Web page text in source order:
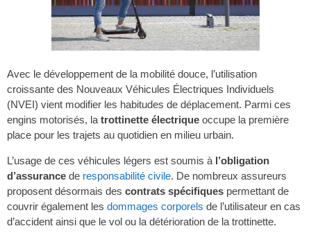
Avec le développement de la mobilité douce, l’utilisation
croissante des Nouveaux Véhicules Électriques Individuels
(NVEI) vient modifier les habitudes de déplacement. Parmi ces
engins motorisés, la trottinette électrique occupe la première
place pour les trajets au quotidien en milieu urbain.
L’usage de ces véhicules légers est soumis à l’obligation
d’assurance de responsabilité civile. De nombreux assureurs
proposent désormais des contrats spécifiques permettant de
couvrir également les dommages corporels de l’utilisateur en cas
d’accident ainsi que le vol ou la détérioration de la trottinette.